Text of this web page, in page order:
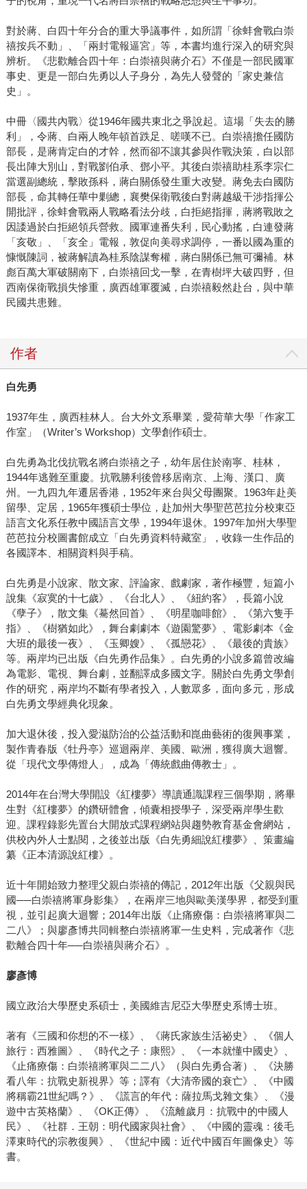
對於蔣、白四十年分合的重大爭議事件，如所謂「徐蚌會戰白崇
禧按兵不動」、「兩封電報逼宮」等，本書均進行深入的研究與
辨析。《悲歡離合四十年：白崇禧與蔣介石》不僅是一部民國軍
事史、更是一部白先勇以人子身分，為先人發聲的「家史兼信
史」。
中冊〈國共內戰〉從1946年國共東北之爭說起。這場「失去的勝
利」，令蔣、白兩人晚年頓首跌足、嗟嘆不已。白崇禧擔任國防
部長，是蔣肯定白的才幹，然而卻不讓其參與作戰決策，白以部
長出陣大別山，對戰劉伯承、鄧小平。其後白崇禧助桂系李宗仁
當選副總統，擊敗孫科，蔣白關係發生重大改變。蔣免去白國防
部長，命其轉任華中剿總，襄樊保衛戰後白對蔣越級干涉指揮公
開批評，徐蚌會戰兩人戰略看法分歧，白拒絕指揮，蔣將戰敗之
因諉過於白拒絕領兵營救。國軍連番失利，民心動搖，白連發蔣
「亥敬」、「亥全」電報，敦促向美尋求調停，一番以國為重的
慷慨陳詞，被蔣解讀為桂系陰謀奪權，蔣白關係已無可彌補。林
彪百萬大軍破關南下，白崇禧回戈一擊，在青樹坪大破四野，但
西南保衛戰損失慘重，廣西雄軍覆滅，白崇禧毅然赴台，與中華
民國共患難。
作者
白先勇
1937年生，廣西桂林人。台大外文系畢業，愛荷華大學「作家工
作室」（Writer’s Workshop）文學創作碩士。
白先勇為北伐抗戰名將白崇禧之子，幼年居住於南寧、桂林，
1944年逃難至重慶。抗戰勝利後曾移居南京、上海、漢口、廣
州。一九四九年遷居香港，1952年來台與父母團聚。1963年赴美
留學、定居，1965年獲碩士學位，赴加州大學聖芭芭拉分校東亞
語言文化系任教中國語言文學，1994年退休。1997年加州大學聖
芭芭拉分校圖書館成立「白先勇資料特藏室」，收錄一生作品的
各國譯本、相關資料與手稿。
白先勇是小說家、散文家、評論家、戲劇家，著作極豐，短篇小
說集《寂寞的十七歲》、《台北人》、《紐約客》，長篇小說
《孽子》，散文集《驀然回首》、《明星咖啡館》、《第六隻手
指》、《樹猶如此》，舞台劇劇本《遊園驚夢》、電影劇本《金
大班的最後一夜》、《玉卿嫂》、《孤戀花》、《最後的貴族》
等。兩岸均已出版《白先勇作品集》。白先勇的小說多篇曾改編
為電影、電視、舞台劇，並翻譯成多國文字。關於白先勇文學創
作的研究，兩岸均不斷有學者投入，人數眾多，面向多元，形成
白先勇文學經典化現象。
加大退休後，投入愛滋防治的公益活動和崑曲藝術的復興事業，
製作青春版《牡丹亭》巡迴兩岸、美國、歐洲，獲得廣大迴響。
從「現代文學傳燈人」，成為「傳統戲曲傳教士」。
2014年在台灣大學開設《紅樓夢》導讀通識課程三個學期，將畢
生對《紅樓夢》的鑽研體會，傾囊相授學子，深受兩岸學生歡
迎。課程錄影先置台大開放式課程網站與趨勢教育基金會網站，
供校內外人士點閱，之後並出版《白先勇細說紅樓夢》、策畫編
纂《正本清源說紅樓》。
近十年開始致力整理父親白崇禧的傳記，2012年出版《父親與民
國──白崇禧將軍身影集》，在兩岸三地與歐美漢學界，都受到重
視，並引起廣大迴響；2014年出版《止痛療傷：白崇禧將軍與二
二八》；與廖彥博共同輯整白崇禧將軍一生史料，完成著作《悲
歡離合四十年──白崇禧與蔣介石》。
廖彥博
國立政治大學歷史系碩士，美國維吉尼亞大學歷史系博士班。
著有《三國和你想的不一樣》、《蔣氏家族生活祕史》、《個人
旅行：西雅圖》、《時代之子：康熙》、《一本就懂中國史》、
《止痛療傷：白崇禧將軍與二二八》（與白先勇合著）、《決勝
看八年：抗戰史新視界》等；譯有《大清帝國的衰亡》、《中國
將稱霸21世紀嗎？》、《謊言的年代：薩拉馬戈雜文集》、《漫
遊中古英格蘭》、《OK正傳》、《流離歲月：抗戰中的中國人
民》、《社群．王朝：明代國家與社會》、《中國的靈魂：後毛
澤東時代的宗教復興》、《世紀中國：近代中國百年圖像史》等
書。